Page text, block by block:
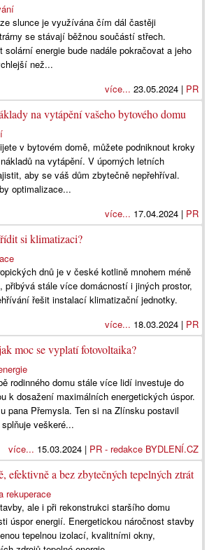
slunce je využívána čím dál častěji
se stávají běžnou součástí střech.
energie bude nadále pokračovat a jeho
než...
více... 23.05.2024 | PR
na vytápění vašeho bytového domu
v bytovém domě, můžete podniknout kroky
na vytápění. V úporných letních
aby se váš dům zbytečně nepřehříval.
optimalizace...
více... 17.04.2024 | PR
si klimatizaci?
dnů je v české kotlině mnohem méně
přibývá stále více domácností i jiných prostor,
řešit instalací klimatizační jednotky.
více... 18.03.2024 | PR
moc se vyplatí fotovoltaika?
rodinného domu stále více lidí investuje do
k dosažení maximálních energetických úspor.
pana Přemysla. Ten si na Zlínsku postavil
veškeré...
více... 15.03.2024 | PR - redakce BYDLENÍ.CZ
efektivně a bez zbytečných tepelných ztrát
rekuperace
ale i při rekonstrukci staršího domu
úspor energií. Energetickou náročnost stavby
tepelnou izolací, kvalitními okny,